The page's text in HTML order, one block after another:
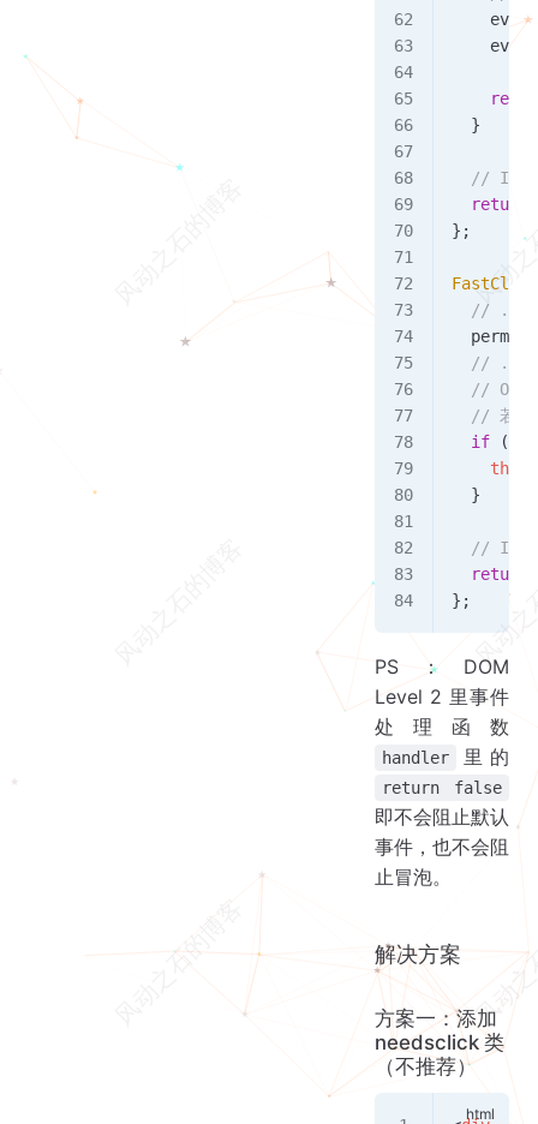
    event
    event
  }
// If
  return
};
FastClick
  // ...
  // ...
//
// 若不
  if
(
    this
  }
// If
  return
};
PS：DOM
Level 2 里事件
处理函数
handler 里的
return false
即不会阻止默认
事件，也不会阻
止冒泡。
解决方案
方案一：添加
needsclick 类
（不推荐）